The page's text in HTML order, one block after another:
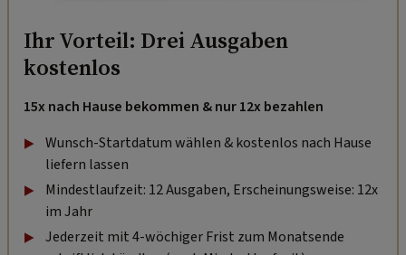
Ihr Vorteil: Drei Ausgaben
kostenlos
15x nach Hause bekommen & nur 12x bezahlen
Wunsch-Startdatum wählen & kostenlos nach Hause
liefern lassen
Mindestlaufzeit: 12 Ausgaben, Erscheinungsweise: 12x
im Jahr
Jederzeit mit 4-wöchiger Frist zum Monatsende